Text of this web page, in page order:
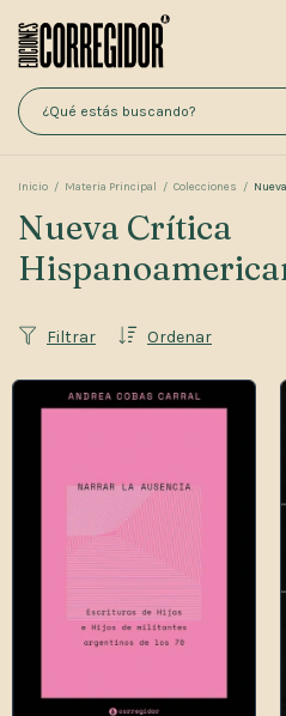
Inicio / Materia Principal / Colecciones /
Nueva Crítica
Ordenar
Filtrar